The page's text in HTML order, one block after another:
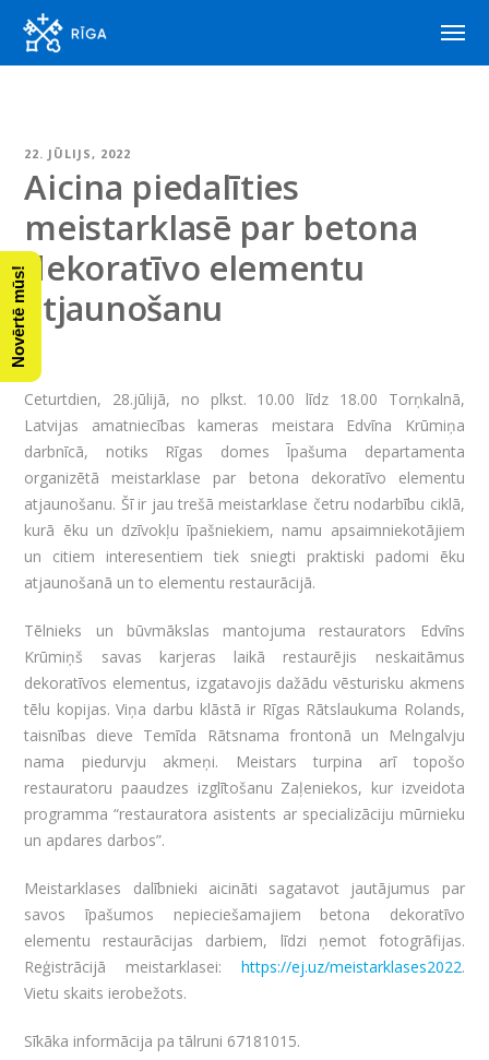
22. JŪLIJS, 2022
Aicina piedalīties
meistarklasē par betona
dekoratīvo elementu
atjaunošanu
Ceturtdien, 28.jūlijā, no plkst. 10.00 līdz 18.00 Torņkalnā,
Latvijas amatniecības kameras meistara Edvīna Krūmiņa
darbnīcā, notiks Rīgas domes Īpašuma departamenta
organizētā meistarklase par betona dekoratīvo elementu
atjaunošanu. Šī ir jau trešā meistarklase četru nodarbību ciklā,
kurā ēku un dzīvokļu īpašniekiem, namu apsaimniekotājiem
un citiem interesentiem tiek sniegti praktiski padomi ēku
atjaunošanā un to elementu restaurācijā.
Tēlnieks un būvmākslas mantojuma restaurators Edvīns
Krūmiņš savas karjeras laikā restaurējis neskaitāmus
dekoratīvos elementus, izgatavojis dažādu vēsturisku akmens
tēlu kopijas. Viņa darbu klāstā ir Rīgas Rātslaukuma Rolands,
taisnības dieve Temīda Rātsnama frontonā un Melngalvju
nama piedurvju akmeņi. Meistars turpina arī topošo
restauratoru paaudzes izglītošanu Zaļeniekos, kur izveidota
programma “restauratora asistents ar specializāciju mūrnieku
un apdares darbos”.
Meistarklases dalībnieki aicināti sagatavot jautājumus par
savos īpašumos nepieciešamajiem betona dekoratīvo
elementu restaurācijas darbiem, līdzi ņemot fotogrāfijas.
Reģistrācijā meistarklasei: https://ej.uz/meistarklases2022.
Vietu skaits ierobežots.
Sīkāka informācija pa tālruni 67181015.
Novērtē mūs!